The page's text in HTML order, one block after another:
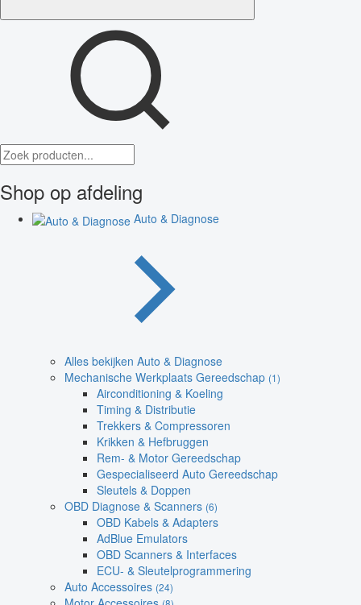
Shop op afdeling
Auto & Diagnose
Alles bekijken Auto & Diagnose
Mechanische Werkplaats Gereedschap (1)
Airconditioning & Koeling
Timing & Distributie
Trekkers & Compressoren
Krikken & Hefbruggen
Rem- & Motor Gereedschap
Gespecialiseerd Auto Gereedschap
Sleutels & Doppen
OBD Diagnose & Scanners (6)
OBD Kabels & Adapters
AdBlue Emulators
OBD Scanners & Interfaces
ECU- & Sleutelprogrammering
Auto Accessoires (24)